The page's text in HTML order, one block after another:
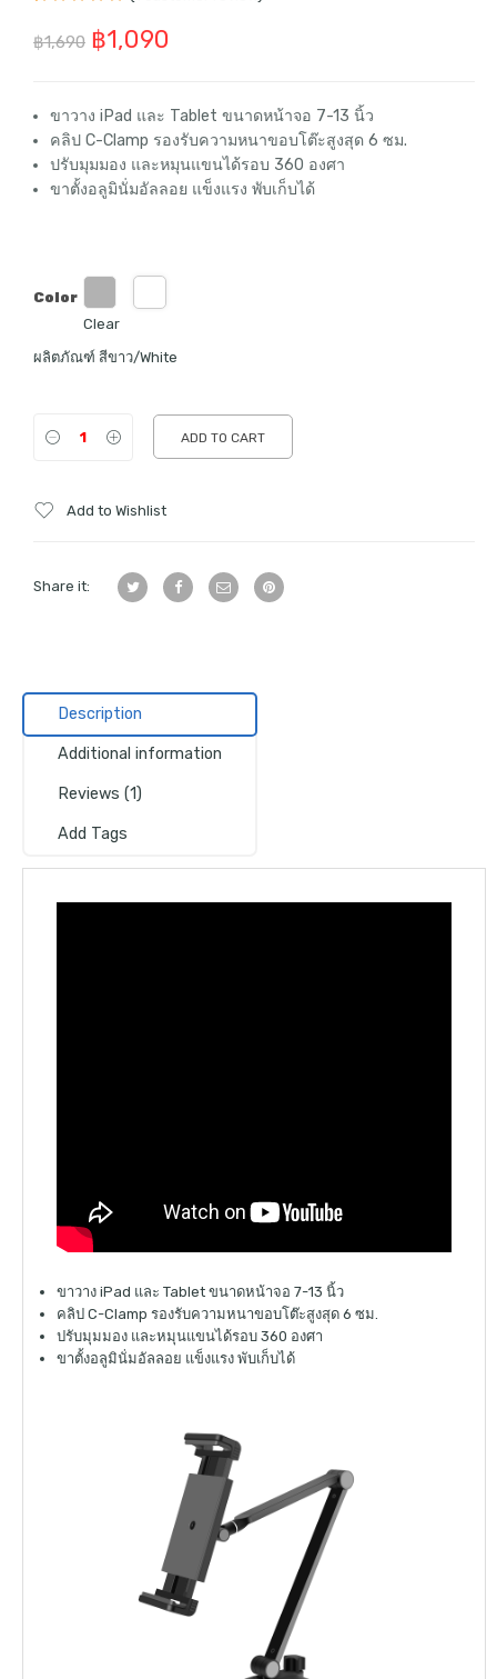
of 5 based on
customer
฿1,690 Original
was:
฿1,690.
฿1,090
is:
฿1,090.
ขาวาง iPad และ Tablet ขนาดหน้าจอ 7-13 นิ้ว
คลิป C-Clamp รองรับความหนาขอบโต๊ะสูงสุด 6 ซม.
ปรับมุมมอง และหมุนแขนได้รอบ 360 องศา
ขาตั้งอลูมินั่มอัลลอย แข็งแรง พับเก็บได้
Color
Clear
ผลิตภัณฑ์ สีขาว/White
ADD TO CART
Add to Wishlist
Share it:
Description
Additional information
Reviews (1)
Add Tags
ขาวาง iPad และ Tablet ขนาดหน้าจอ 7-13 นิ้ว
คลิป C-Clamp รองรับความหนาขอบโต๊ะสูงสุด 6 ซม.
ปรับมุมมอง และหมุนแขนได้รอบ 360 องศา
ขาตั้งอลูมินั่มอัลลอย แข็งแรง พับเก็บได้